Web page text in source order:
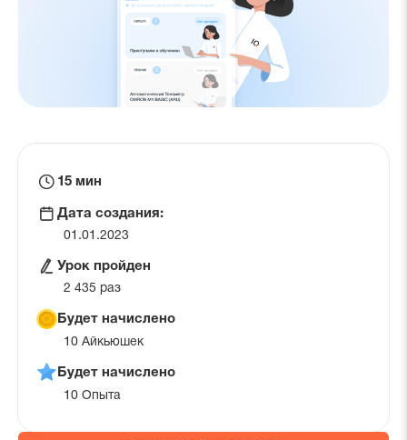
Время
урок
15 мин
Дата создания:
01.01.2023
Урок пройден
2 435 раз
Будет начислено
10 Айкьюшек
Будет начислено
10 Опыта